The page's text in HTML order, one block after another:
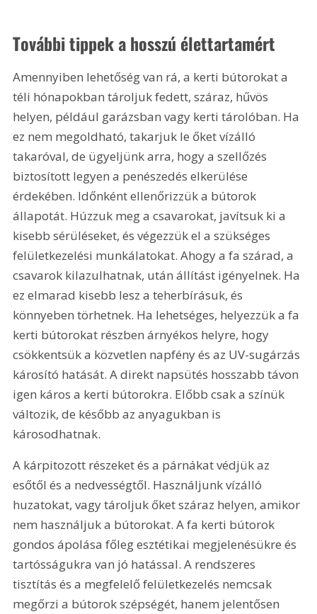
További tippek a hosszú élettartamért
Amennyiben lehetőség van rá, a kerti bútorokat a
téli hónapokban tároljuk fedett, száraz, hűvös
helyen, például garázsban vagy kerti tárolóban. Ha
ez nem megoldható, takarjuk le őket vízálló
takaróval, de ügyeljünk arra, hogy a szellőzés
biztosított legyen a penészedés elkerülése
érdekében. Időnként ellenőrizzük a bútorok
állapotát. Húzzuk meg a csavarokat, javítsuk ki a
kisebb sérüléseket, és végezzük el a szükséges
felületkezelési munkálatokat. Ahogy a fa szárad, a
csavarok kilazulhatnak, után állítást igényelnek. Ha
ez elmarad kisebb lesz a teherbírásuk, és
könnyeben törhetnek. Ha lehetséges, helyezzük a fa
kerti bútorokat részben árnyékos helyre, hogy
csökkentsük a közvetlen napfény és az UV-sugárzás
károsító hatását. A direkt napsütés hosszabb távon
igen káros a kerti bútorokra. Előbb csak a színük
változik, de később az anyagukban is
károsodhatnak.
A kárpitozott részeket és a párnákat védjük az
esőtől és a nedvességtől. Használjunk vízálló
huzatokat, vagy tároljuk őket száraz helyen, amikor
nem használjuk a bútorokat. A fa kerti bútorok
gondos ápolása főleg esztétikai megjelenésükre és
tartósságukra van jó hatással. A rendszeres
tisztítás és a megfelelő felületkezelés nemcsak
megőrzi a bútorok szépségét, hanem jelentősen